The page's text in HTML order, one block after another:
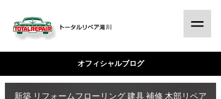
オフィシャルブログ
新築 リフォームフローリング 建具 補修 木部リペア